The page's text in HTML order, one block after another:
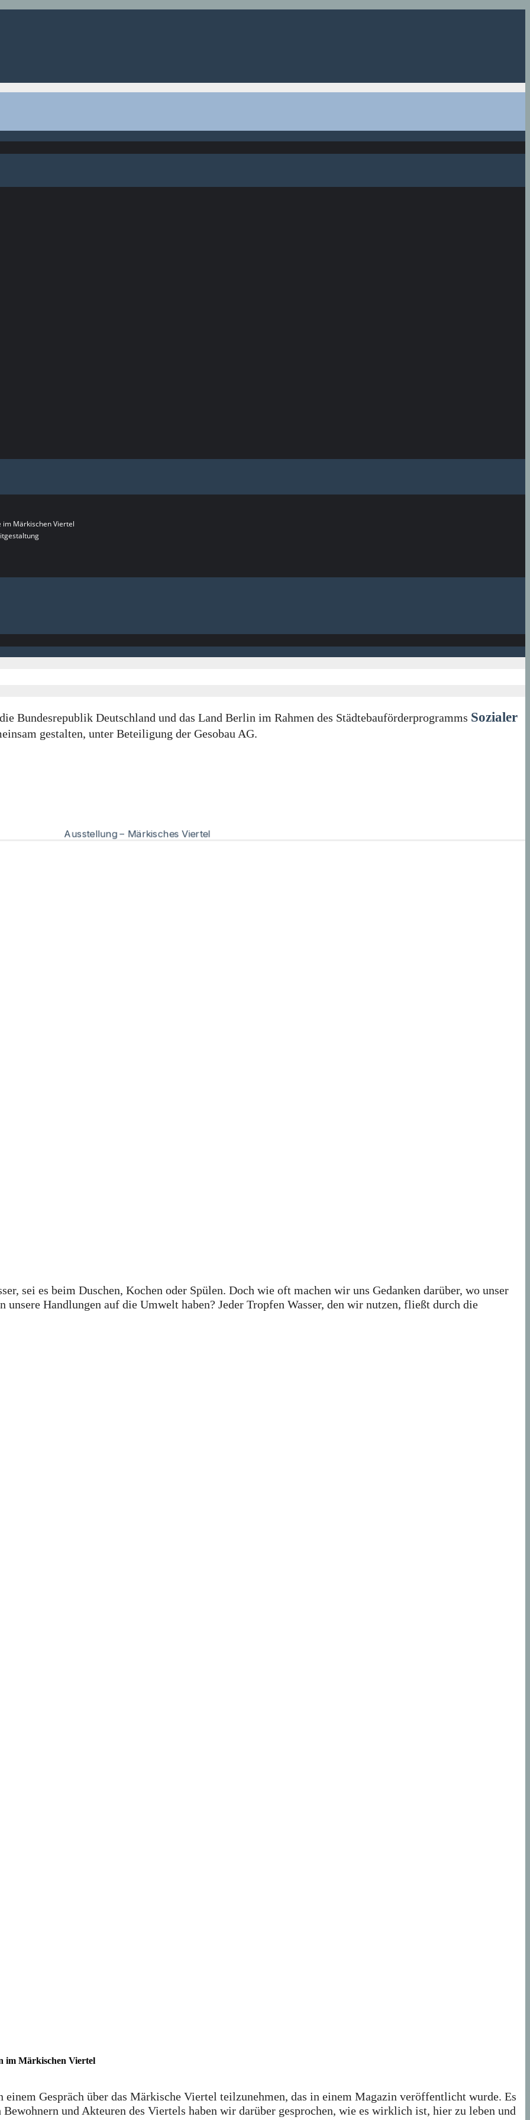
im Märkischen Viertel
Bundesrepublik Deutschland und das Land Berlin im Rahmen des Städtebauförderprogramms Sozialer
gestalten, unter Beteiligung der Gesobau AG.
sei es beim Duschen, Kochen oder Spülen. Doch wie oft machen wir uns Gedanken darüber, wo unser
Handlungen auf die Umwelt haben? Jeder Tropfen Wasser, den wir nutzen, fließt durch die
im Märkischen Viertel
Gespräch über das Märkische Viertel teilzunehmen, das in einem Magazin veröffentlicht wurde. Es
und Akteuren des Viertels haben wir darüber gesprochen, wie es wirklich ist, hier zu leben und